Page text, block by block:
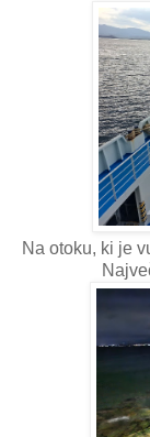
Na otoku, ki je